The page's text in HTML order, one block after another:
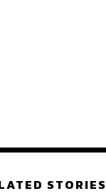
STORIES